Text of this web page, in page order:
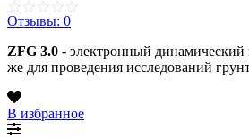
Отзывы: 0
ZFG 3.0 - электронный динамический
же для проведения исследований
В избранное